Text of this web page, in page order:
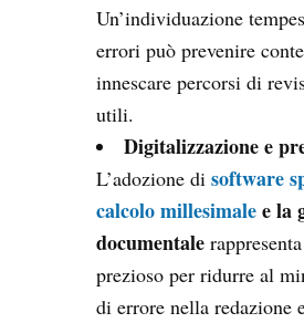
Un’individuazione
errori può prevenire
innescare percorsi di
utili.
Digitalizzazione e
L’adozione di software
calcolo millesimalee la
documentale
prezioso per ridurre al
di errore nella redazione